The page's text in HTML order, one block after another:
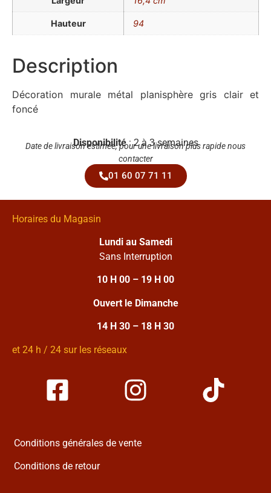
Hauteur 94
Description
Décoration murale métal planisphère gris clair et
foncé
Disponibilité: 2 à 3 semaines
Date de livraison estimée, pour une livraison plus rapide nous
contacter
01 60 07 71 11
Horaires du Magasin
Lundi au Samedi
Sans Interruption
10 H 00 – 19 H 00
Ouvert le Dimanche
14 H 30 – 18 H 30
et 24 h / 24 sur les réseaux
Conditions générales de vente
Conditions de retour